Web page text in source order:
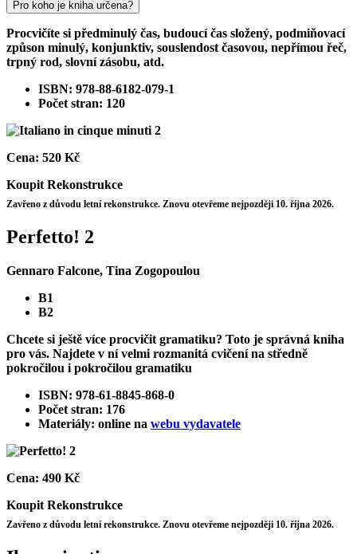
Pro koho je kniha určena?
Procvičíte si předminulý čas, budoucí čas složený, podmiňovací
způson minulý, konjunktiv, souslendost časovou, nepřímou řeč,
trpný rod, slovní zásobu, atd.
ISBN: 978-88-6182-079-1
Počet stran: 120
Cena: 520 Kč
KoupitRekonstrukce
Zavřeno z důvodu letní rekonstrukce. Znovu otevřeme nejpozději 10. října 2026.
Perfetto! 2
Gennaro Falcone, Tina Zogopoulou
B1
B2
Chcete si ještě více procvičit gramatiku? Toto je správná kniha
pro vás. Najdete v ní velmi rozmanitá cvičení na středně
pokročilou i pokročilou gramatiku
ISBN: 978-61-8845-868-0
Počet stran: 176
Materiály: online na webu vydavatele
Cena: 490 Kč
Koupit Rekonstrukce
Zavřeno z důvodu letní rekonstrukce. Znovu otevřeme nejpozději 10. října 2026.